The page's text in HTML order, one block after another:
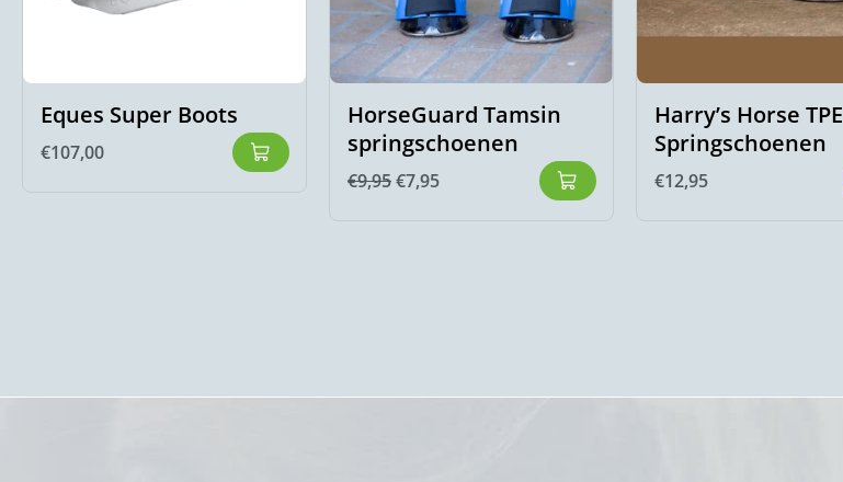
Eques Super Boots
€107,00
HorseGuard Tamsin
springschoenen
€9,95€7,95
Harry’s Horse TPE
Springschoenen
€12,95